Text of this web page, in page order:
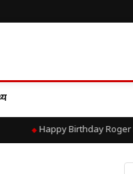
Happy Birthday Roger